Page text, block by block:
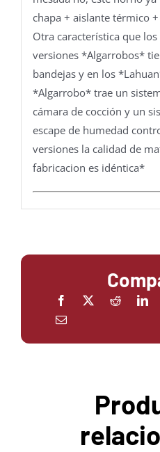
chapa + aislante térmico
Otra característica que
versiones *Algarrobos*
bandejas y en los
*Algarrobo* trae un
cámara de cocción y un
escape de humedad
versiones la calidad de
fabricacion es idéntica*